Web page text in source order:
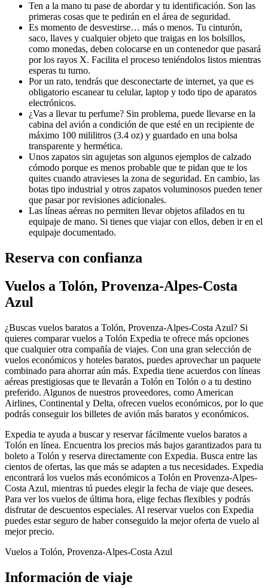
Ten a la mano tu pase de abordar y tu identificación. Son las
primeras cosas que te pedirán en el área de seguridad.
Es momento de desvestirse… más o menos. Tu cinturón,
saco, llaves y cualquier objeto que traigas en los bolsillos,
como monedas, deben colocarse en un contenedor que pasará
por los rayos X. Facilita el proceso teniéndolos listos mientras
esperas tu turno.
Por un rato, tendrás que desconectarte de internet, ya que es
obligatorio escanear tu celular, laptop y todo tipo de aparatos
electrónicos.
¿Vas a llevar tu perfume? Sin problema, puede llevarse en la
cabina del avión a condición de que esté en un recipiente de
máximo 100 mililitros (3.4 oz) y guardado en una bolsa
transparente y hermética.
Unos zapatos sin agujetas son algunos ejemplos de calzado
cómodo porque es menos probable que te pidan que te los
quites cuando atravieses la zona de seguridad. En cambio, las
botas tipo industrial y otros zapatos voluminosos pueden tener
que pasar por revisiones adicionales.
Las líneas aéreas no permiten llevar objetos afilados en tu
equipaje de mano. Si tienes que viajar con ellos, deben ir en el
equipaje documentado.
Reserva con confianza
Vuelos a Tolón, Provenza-Alpes-Costa
Azul
¿Buscas vuelos baratos a Tolón, Provenza-Alpes-Costa Azul? Si
quieres comparar vuelos a Tolón Expedia te ofrece más opciones
que cualquier otra compañía de viajes. Con una gran selección de
vuelos económicos y hoteles baratos, puedes aprovechar un paquete
combinado para ahorrar aún más. Expedia tiene acuerdos con líneas
aéreas prestigiosas que te llevarán a Tolón en Tolón o a tu destino
preferido. Algunos de nuestros proveedores, como American
Airlines, Continental y Delta, ofrecen vuelos económicos, por lo que
podrás conseguir los billetes de avión más baratos y económicos.
Expedia te ayuda a buscar y reservar fácilmente vuelos baratos a
Tolón en línea. Encuentra los precios más bajos garantizados para tu
boleto a Tolón y reserva directamente con Expedia. Busca entre las
cientos de ofertas, las que más se adapten a tus necesidades. Expedia
encontrará los vuelos más económicos a Tolón en Provenza-Alpes-
Costa Azul, mientras tú puedes elegir la fecha de viaje que desees.
Para ver los vuelos de última hora, elige fechas flexibles y podrás
disfrutar de descuentos especiales. Al reservar vuelos con Expedia
puedes estar seguro de haber conseguido la mejor oferta de vuelo al
mejor precio.
Vuelos a Tolón, Provenza-Alpes-Costa Azul
Información de viaje